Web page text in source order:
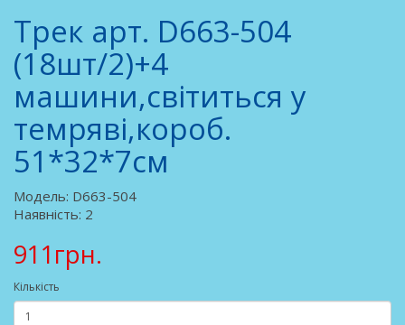
Трек арт. D663-504
(18шт/2)+4
машини,світиться у
темряві,короб.
51*32*7см
Модель: D663-504
Наявність: 2
911грн.
Кількість